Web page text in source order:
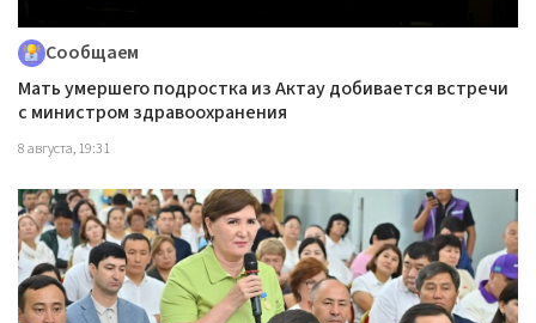
Сообщаем
Мать умершего подростка из Актау добивается встречи
с министром здравоохранения
8 августа, 19:31